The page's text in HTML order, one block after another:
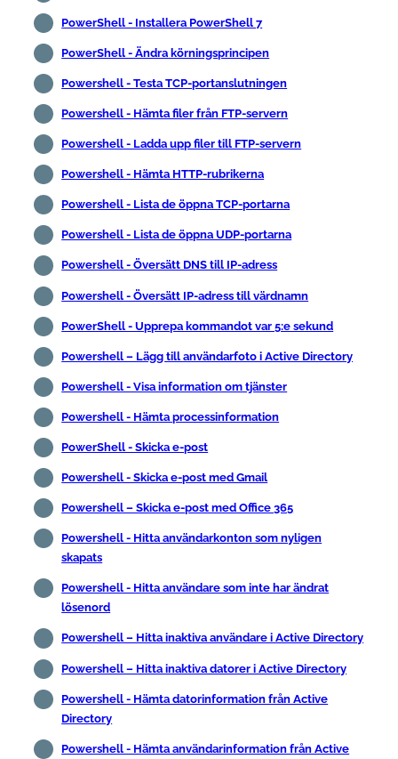
PowerShell - Installera PowerShell 7
PowerShell - Ändra körningsprincipen
Powershell - Testa TCP-portanslutningen
Powershell - Hämta filer från FTP-servern
Powershell - Ladda upp filer till FTP-servern
Powershell - Hämta HTTP-rubrikerna
Powershell - Lista de öppna TCP-portarna
Powershell - Lista de öppna UDP-portarna
Powershell - Översätt DNS till IP-adress
Powershell - Översätt IP-adress till värdnamn
PowerShell - Upprepa kommandot var 5:e sekund
Powershell – Lägg till användarfoto i Active Directory
Powershell - Visa information om tjänster
Powershell - Hämta processinformation
PowerShell - Skicka e-post
Powershell - Skicka e-post med Gmail
Powershell – Skicka e-post med Office 365
Powershell - Hitta användarkonton som nyligen
skapats
Powershell - Hitta användare som inte har ändrat
lösenord
Powershell – Hitta inaktiva användare i Active Directory
Powershell – Hitta inaktiva datorer i Active Directory
Powershell - Hämta datorinformation från Active
Directory
Powershell - Hämta användarinformation från Active